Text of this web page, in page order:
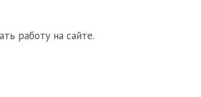
работу на сайте.